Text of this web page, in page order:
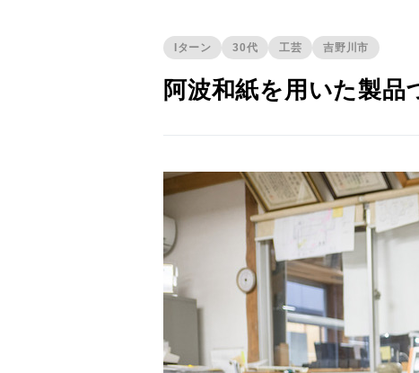
Iターン 30代 工芸 吉野川市
阿波和紙を用いた製品